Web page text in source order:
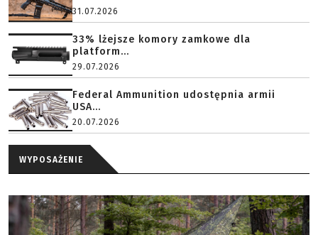
31.07.2026
33% lżejsze komory zamkowe dla
platform...
29.07.2026
Federal Ammunition udostępnia armii
USA...
20.07.2026
WYPOSAŻENIE